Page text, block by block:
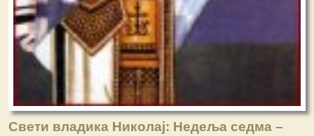
Свети владика Николај: Недеља седма –